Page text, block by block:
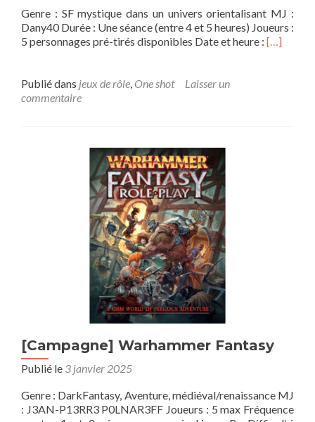
Genre : SF mystique dans un univers orientalisant MJ :
Dany40 Durée : Une séance (entre 4 et 5 heures) Joueurs :
5 personnages pré-tirés disponibles Date et heure : En
[…]
Publié dans jeux de rôle, One shot
Laisser un
commentaire
[Campagne] Warhammer Fantasy
Publié le 3 janvier 2025
Genre : DarkFantasy, Aventure, médiéval/renaissance MJ
: J3AN-P13RR3 P0LNAR3FF Joueurs : 5 max Fréquence